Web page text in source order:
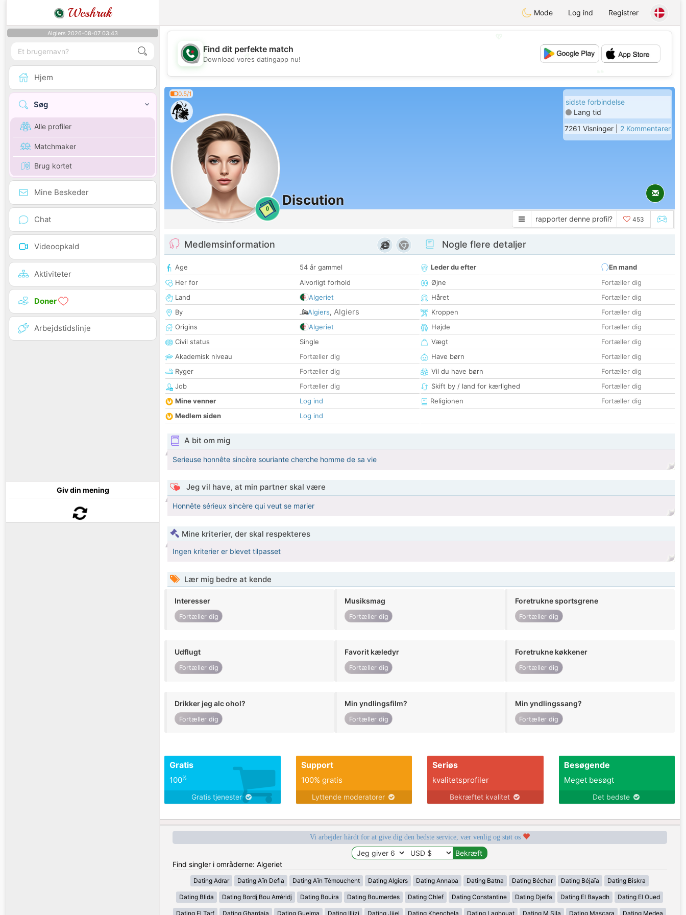
Weshrak Mode Log ind Registrer
Algiers 2026-08-07 03:43
Hjem
Søg
Alle profiler
Matchmaker
Brug kortet
Mine Beskeder
Chat
Videoopkald
Aktiviteter
Doner
Arbejdstidslinje
Giv din mening
💖
💕
Find dit perfekte match
Download vores datingapp nu!
0.5/1
0
Discution
sidste forbindelse
Lang tid
7261 Visninger | 2 Kommentarer
rapporter denne profil? 453
Medlemsinformation
Age
54 år gammel
Her for
Alvorligt forhold
Land
Algeriet
By
Algiers, Algiers
Origins
Algeriet
Civil status
Single
Akademisk niveau
Fortæller dig
Ryger
Fortæller dig
Job
Fortæller dig
Mine venner
Log ind
Medlem siden
Log ind
Nogle flere detaljer
Leder du efter
En mand
Øjne
Fortæller dig
Håret
Fortæller dig
Kroppen
Fortæller dig
Højde
Fortæller dig
Vægt
Fortæller dig
Have børn
Fortæller dig
Vil du have børn
Fortæller dig
Skift by / land for kærlighed
Fortæller dig
Religionen
Fortæller dig
A bit om mig
Serieuse honnête sincère souriante cherche homme de sa vie
Jeg vil have, at min partner skal være
Honnête sérieux sincère qui veut se marier
Mine kriterier, der skal respekteres
Ingen kriterier er blevet tilpasset
Lær mig bedre at kende
Interesser
Fortæller dig
Musiksmag
Fortæller dig
Foretrukne sportsgrene
Fortæller dig
Udflugt
Fortæller dig
Favorit kæledyr
Fortæller dig
Foretrukne køkkener
Fortæller dig
Drikker jeg alc ohol?
Fortæller dig
Min yndlingsfilm?
Fortæller dig
Min yndlingssang?
Fortæller dig
Gratis
100%
Gratis tjenester
Support
100% gratis
Lyttende moderatorer
Seriøs
kvalitetsprofiler
Bekræftet kvalitet
Besøgende
Meget besøgt
Det bedste
Vi arbejder hårdt for at give dig den bedste service, vær venlig og støt os
Find singler i områderne: Algeriet
Dating Adrar Dating Aïn Defla Dating Aïn Témouchent Dating Algiers Dating Annaba Dating Batna Dating Béchar Dating Béjaïa Dating Biskra
Dating Blida Dating Bordj Bou Arréridj Dating Bouira Dating Boumerdes Dating Chlef Dating Constantine Dating Djelfa Dating El Bayadh Dating El Oued
Dating El Tarf Dating Ghardaia Dating Guelma Dating Illizi Dating Jijel Dating Khenchela Dating Laghouat Dating M Sila Dating Mascara Dating Medea